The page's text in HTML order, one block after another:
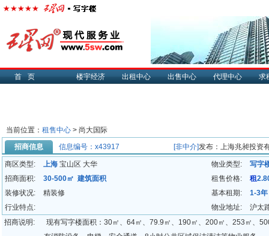
首页 楼宇经济 出租中心 出售中心 代理中心 求
当前位置： 租售中心 > 尚大国际
招商信息
信息编号：x43917 [非中介]发布：上海兆昶投资
商区类型: 上海 宝山区 大华 物业类型:
写字
招商面积:
30-500㎡ 建筑面积 租售价格: 租
装修状况:
精装修 基本租期: 1-3年
行业特点:
物业地址:
沪太
招商说明:
现有写字楼面积：30㎡、64㎡、79.9㎡、190㎡、200㎡、253㎡、